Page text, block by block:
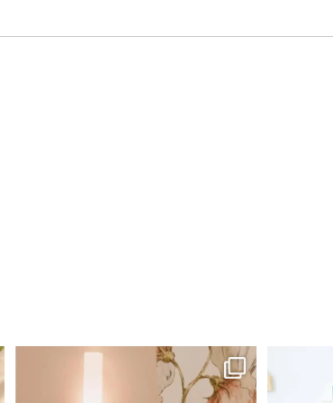
גם פריט עיצובי לחדר, גם מנורת לילה מרגיעה, וגם...
0